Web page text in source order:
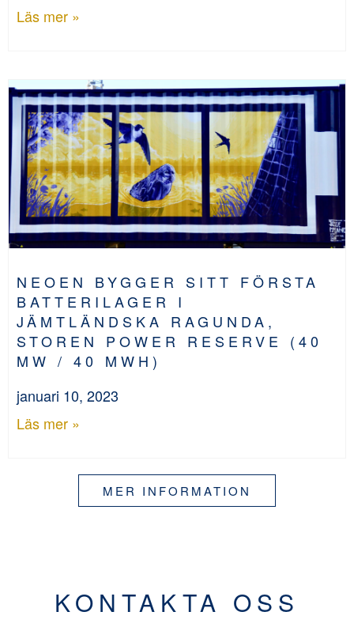
Läs mer »
NEOEN BYGGER SITT FÖRSTA
BATTERILAGER I
JÄMTLÄNDSKA RAGUNDA,
STOREN POWER RESERVE (40
MW / 40 MWH)
januari 10, 2023
Läs mer »
MER INFORMATION
KONTAKTA OSS